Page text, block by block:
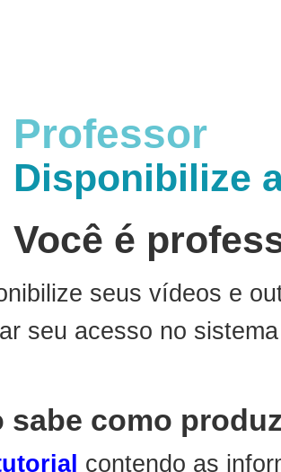
Professor
Disponibilize
Você é
seus vídeos e
seu acesso no
sabe como
contendo as